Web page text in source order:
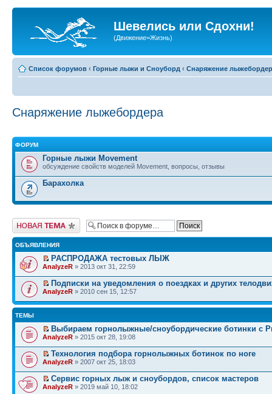
Шевелись или Сдохни!
(Движение=Жизнь)
Список форумов ‹ Горные лыжи и Сноуборд ‹ Снаряжение
Снаряжение лыжебордера
ФОРУМ
Горные лыжи Movement
обсуждение свойств моделей Movement, вопросы, отзывы
Барахолка
Начать новую тему
ОБЪЯВЛЕНИЯ
РАСПРОДАЖА тестовых ЛЫЖ
AnalyzeR » 2013 окт 31, 22:59
Подписки на уведомления о поездках и других
AnalyzeR » 2010 сен 15, 12:57
ТЕМЫ
Выбираем горнолыжные/сноубордические ботинки с
AnalyzeR » 2015 окт 28, 19:08
Технология подбора горнолыжных ботинок по ноге
AnalyzeR » 2007 окт 25, 18:03
Сервис горных лыж и сноубордов, список мастеров
AnalyzeR » 2019 май 10, 18:02